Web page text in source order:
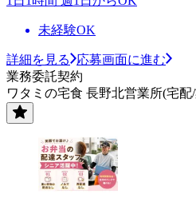
未経験OK
詳細を見る
応募画面に進む
業務委託契約
ワタミの宅食 長野北営業所(宅